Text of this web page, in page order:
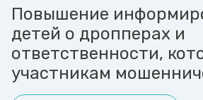
Повышение
детей о дропперах и
ответственности,
участникам